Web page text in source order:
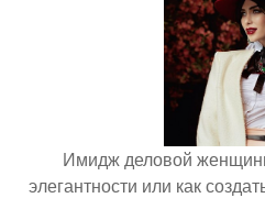
Имидж деловой
элегантности или как